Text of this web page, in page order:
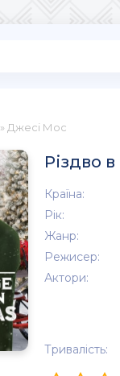
» Джесі Мос
Різдво
Країна:
Рік:
Жанр:
Режисер:
Актори:
Тривалість: